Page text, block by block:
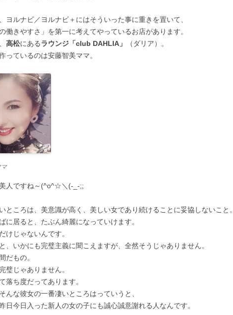
ヨルナビ／ヨルナビ＋にはそういった事に重きを置いて、
の働きやすさ」を第一に考えてやっているお店があります。
高松にあるラウンジ「club DAHLIA」
（ダリア）。
っているのは安藤智美ママ。
マ
人ですね～(^o^☆＼(-_-;;
ところは、美意識が高く、美しい女であり続けることに妥協しないこと。
に居ると、たぶん綺麗になっていけます。
けじゃないんです。
、いかにも完璧主義に聞こえますが、全然そうじゃありません。
だもの。
璧じゃありません。
落ち度だってあります。
んな彼女の一番凄いところはっていうと、
日今日入った新人の女の子にも誠心誠意謝れる人なんです。